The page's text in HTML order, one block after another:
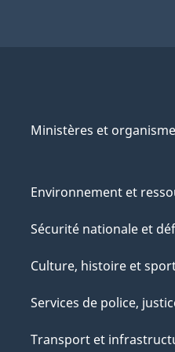
Ministères et
Environnement et
Sécurité nationale et
Culture, histoire et
Services de police,
Transport et